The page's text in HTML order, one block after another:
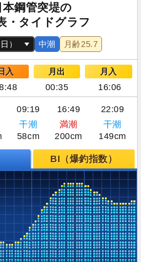
本鋼管突堤の
・タイドグラフ
中潮 月齢25.7
入 月出 月入
00:35 16:06
09:19 16:49 22:09
干潮 満潮
干潮
58cm 200cm 149cm
BI（爆釣指数）